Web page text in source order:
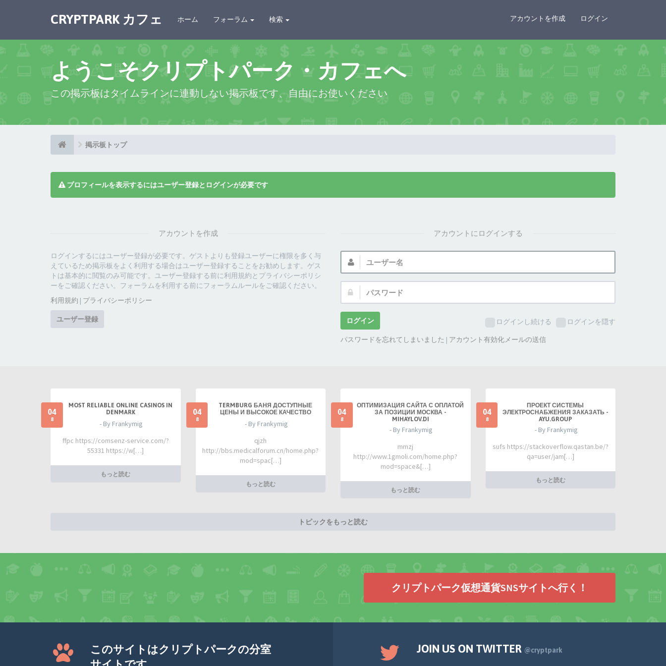
CRYPTPARK カフェ ホーム フォーラム 検索 アカウントを作成 ログイン
ようこそクリプトパーク・カフェへ
この掲示板はタイムラインに連動しない掲示板です、自由にお使いください
掲示板トップ
プロフィールを表示するにはユーザー登録とログインが必要です
アカウントを作成
ログインするにはユーザー登録が必要です。ゲストよりも登録ユーザーに権限を多く与
えているため掲示板をよく利用する場合はユーザー登録することをお勧めします。ゲス
トは基本的に閲覧のみ可能です。ユーザー登録する前に利用規約とプライバシーポリシ
ーをご確認ください。フォーラムを利用する前にフォーラムルールをご確認ください。
利用規約 | プライバシーポリシー
ユーザー登録
アカウントにログインする
ユ
ザ
ー
名:
ワ
ー
ド:
ログインし続ける ログインを隠す
ログイン
パスワードを忘れてしまいました | アカウント有効化メールの送信
04
8
MOST RELIABLE ONLINE CASINOS IN
DENMARK
- By Frankymig
ffpc https://comsenz-service.com/?
55331 https://w[…]
もっと読む
04
8
TERMBURG БАНЯ ДОСТУПНЫЕ
ЦЕНЫ И ВЫСОКОЕ КАЧЕСТВО
- By Frankymig
qjzh
http://bbs.medicalforum.cn/home.php?
mod=spac[…]
もっと読む
04
8
ОПТИМИЗАЦИЯ САЙТА С ОПЛАТОЙ
ЗА ПОЗИЦИИ МОСКВА -
MIHAYLOV.DI
- By Frankymig
mmzj
http://www.1gmoli.com/home.php?
mod=space&[…]
もっと読む
04
8
ПРОЕКТ СИСТЕМЫ
ЭЛЕКТРОСНАБЖЕНИЯ ЗАКАЗАТЬ -
AYU.GROUP
- By Frankymig
sufs https://stackoverflow.qastan.be/?
qa=user/jam[…]
もっと読む
トピックをもっと読む
クリプトパーク仮想通貨SNSサイトへ行く！
このサイトはクリプトパークの分室
JOIN US ON TWITTER @cryptpark